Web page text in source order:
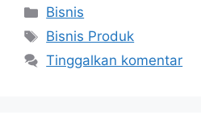
Kategori
Bisnis
Tag
Bisnis Produk
Tinggalkan komentar